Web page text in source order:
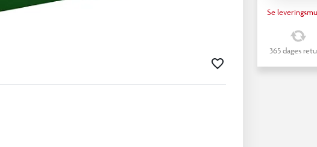
Se
365 dages